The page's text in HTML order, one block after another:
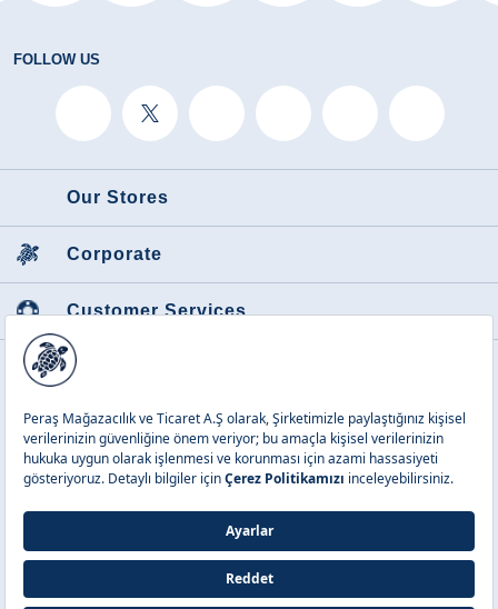
FOLLOW US
Our Stores
Corporate
Customer Services
Featured Categories